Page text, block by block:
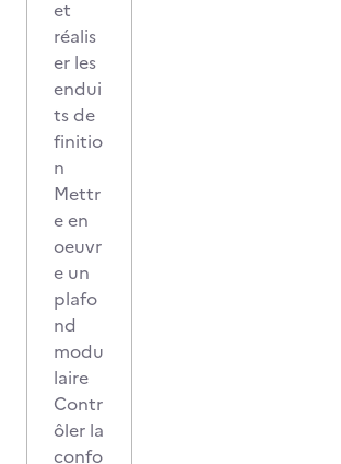
et
réalis
er les
endui
ts de
finitio
n
Mettr
e en
oeuvr
e un
plafo
nd
modu
laire
Contr
ôler la
confo